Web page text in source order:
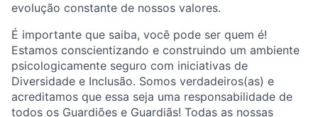
evolução constante de nossos valores.
É importante que saiba, você pode ser quem é!
Estamos conscientizando e construindo um ambiente
psicologicamente seguro com iniciativas de
Diversidade e Inclusão. Somos verdadeiros(as) e
acreditamos que essa seja uma responsabilidade de
todos os Guardiões e Guardiãs! Todas as nossas